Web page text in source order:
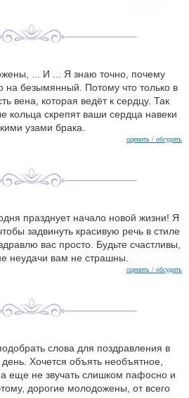
... И ... Я знаю точно, почему
на безымянный. Потому что только в
вена, которая ведёт к сердцу. Так
кольца скрепят ваши сердца навеки
узами брака.
оценить / обсудить
празднует начало новой жизни! Я
задвинуть красивую речь в стиле
вас просто. Будьте счастливы,
неудачи вам не страшны.
оценить / обсудить
слова для поздравления в
Хочется объять необъятное,
еще не звучать слишком пафосно и
дорогие молодожены, от всего